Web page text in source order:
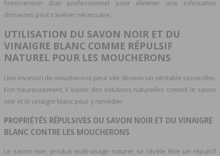
l’intervention d’un professionnel pour éliminer une infestation
d’insectes peut s’avérer nécessaire.
UTILISATION DU SAVON NOIR ET DU
VINAIGRE BLANC COMME RÉPULSIF
NATUREL POUR LES MOUCHERONS
Une invasion de moucherons peut vite devenir un véritable casse-tête.
Fort heureusement, il existe des solutions naturelles comme le savon
noir et le vinaigre blanc pour y remédier.
PROPRIÉTÉS RÉPULSIVES DU SAVON NOIR ET DU VINAIGRE
BLANC CONTRE LES MOUCHERONS
Le savon noir, produit multi-usage naturel, se révèle être un répulsif